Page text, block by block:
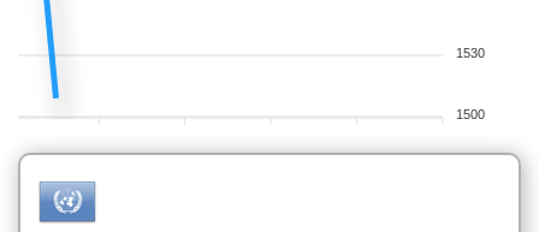
1530
1500